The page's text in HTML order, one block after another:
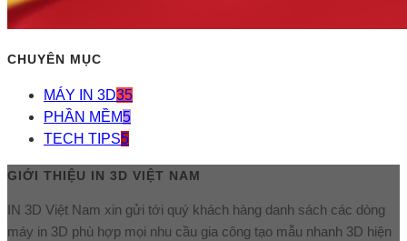
CHUYÊN MỤC
MÁY IN 3D35
PHẦN MỀM5
TECH TIPS5
GIỚI THIỆU IN 3D VIỆT NAM
IN 3D Việt Nam xin gửi tới quý khách hàng danh sách các dòng
máy in 3D phù hợp mọi nhu cầu gia công tạo mẫu nhanh 3D hiện